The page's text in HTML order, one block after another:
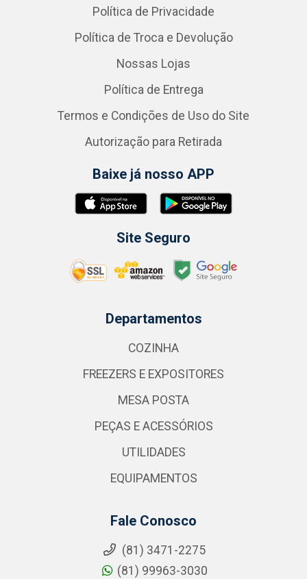
Política de Privacidade
Política de Troca e Devolução
Nossas Lojas
Política de Entrega
Termos e Condições de Uso do Site
Autorização para Retirada
Baixe já nosso APP
Site Seguro
Departamentos
COZINHA
FREEZERS E EXPOSITORES
MESA POSTA
PEÇAS E ACESSÓRIOS
UTILIDADES
EQUIPAMENTOS
Fale Conosco
(81) 3471-2275
(81) 99963-3030